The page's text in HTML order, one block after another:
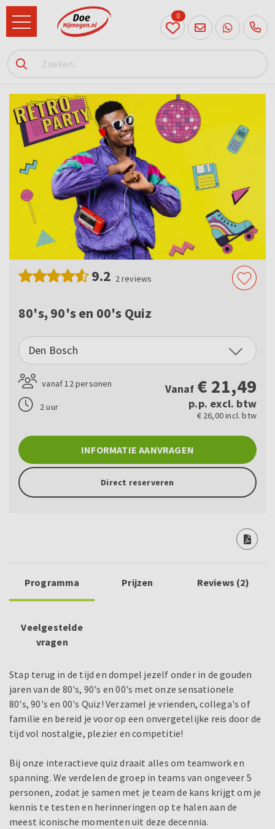
024
204
0
9.2 2reviews
80's, 90's en 00's Quiz
Den Bosch
vanaf 12 personen
2 uur
Vanaf € 21,49
p.p. excl. btw
€ 26,00 incl. btw
INFORMATIE AANVRAGEN
Direct reserveren
Programma Prijzen Reviews (2)
Veelgestelde
vragen
Stap terug in de tijd en dompel jezelf onder in de gouden
jaren van de 80's, 90's en 00's met onze sensationele
80's, 90's en 00's Quiz! Verzamel je vrienden, collega's of
familie en bereid je voor op een onvergetelijke reis door de
tijd vol nostalgie, plezier en competitie!
Bij onze interactieve quiz draait alles om teamwork en
spanning. We verdelen de groep in teams van ongeveer 5
personen, zodat je samen met je team de kans krijgt om je
kennis te testen en herinneringen op te halen aan de
meest iconische momenten uit deze decennia.